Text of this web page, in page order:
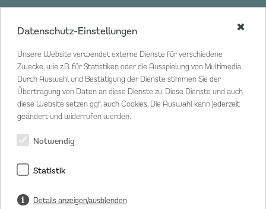
CENTER MANAGEMENT
Poststraße 33
20354 Hamburg
040 80 802 02 20
info@hanseviertel.de
Center Manager
Datenschutz-Einstellungen
Unsere Website verwendet externe Dienste für verschiedene
Zwecke, wie z.B. für Statistiken oder die Ausspielung von Multimedia.
Durch Auswahl und Bestätigung der Dienste stimmen Sie der
Übertragung von Daten an diese Dienste zu. Diese Dienste und auch
diese Website setzen ggf. auch Cookies. Die Auswahl kann jederzeit
geändert und widerrufen werden.
Notwendig
Statistik
Details anzeigen/ausblenden
✖